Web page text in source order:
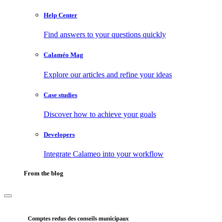
Help Center
Find answers to your questions quickly
Calaméo Mag
Explore our articles and refine your ideas
Case studies
Discover how to achieve your goals
Developers
Integrate Calameo into your workflow
From the blog